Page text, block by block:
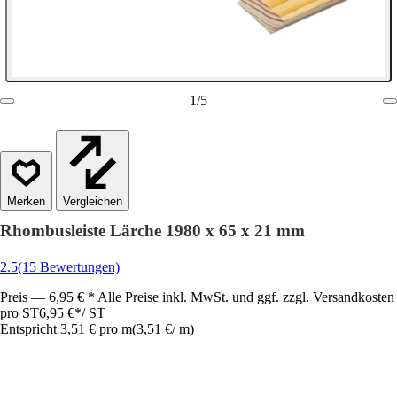
1/5
Vergleichen
Rhombusleiste Lärche 1980 x 65 x 21 mm
2.5(15 Bewertungen)
Preis — 6,95 € * Alle Preise inkl. MwSt. und ggf. zzgl. Versandkosten
pro ST6,95 €*/ ST
Entspricht 3,51 € pro m(3,51 €/ m)